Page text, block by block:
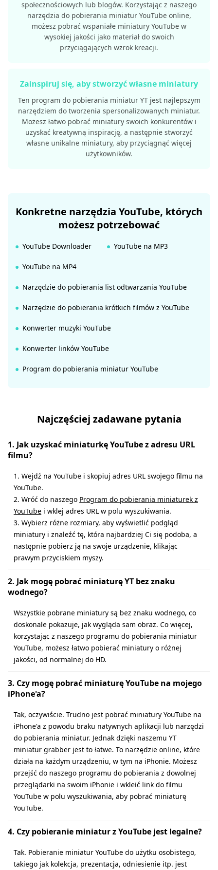
społecznościowych lub blogów. Korzystając z naszego
narzędzia do pobierania miniatur YouTube online,
możesz pobrać wspaniałe miniatury YouTube w
wysokiej jakości jako materiał do swoich
przyciągających wzrok kreacji.
Zainspiruj się, aby stworzyć własne miniatury
Ten program do pobierania miniatur YT jest najlepszym
narzędziem do tworzenia spersonalizowanych miniatur.
Możesz łatwo pobrać miniatury swoich konkurentów i
uzyskać kreatywną inspirację, a następnie stworzyć
własne unikalne miniatury, aby przyciągnąć więcej
użytkowników.
Konkretne narzędzia YouTube, których
możesz potrzebować
YouTube Downloader YouTube na MP3
YouTube na MP4
Narzędzie do pobierania list odtwarzania YouTube
Narzędzie do pobierania krótkich filmów z YouTube
Konwerter muzyki YouTube
Konwerter linków YouTube
Program do pobierania miniatur YouTube
Najczęściej zadawane pytania
1. Jak uzyskać miniaturkę YouTube z adresu URL
filmu?
1. Wejdź na YouTube i skopiuj adres URL swojego filmu na
YouTube.
2. Wróć do naszego Program do pobierania miniaturek z
YouTube i wklej adres URL w polu wyszukiwania.
3. Wybierz różne rozmiary, aby wyświetlić podgląd
miniatury i znaleźć tę, która najbardziej Ci się podoba, a
następnie pobierz ją na swoje urządzenie, klikając
prawym przyciskiem myszy.
2. Jak mogę pobrać miniaturę YT bez znaku
wodnego?
Wszystkie pobrane miniatury są bez znaku wodnego, co
doskonale pokazuje, jak wygląda sam obraz. Co więcej,
korzystając z naszego programu do pobierania miniatur
YouTube, możesz łatwo pobierać miniatury o różnej
jakości, od normalnej do HD.
3. Czy mogę pobrać miniaturę YouTube na mojego
iPhone'a?
Tak, oczywiście. Trudno jest pobrać miniatury YouTube na
iPhone'a z powodu braku natywnych aplikacji lub narzędzi
do pobierania miniatur. Jednak dzięki naszemu YT
miniatur grabber jest to łatwe. To narzędzie online, które
działa na każdym urządzeniu, w tym na iPhonie. Możesz
przejść do naszego programu do pobierania z dowolnej
przeglądarki na swoim iPhonie i wkleić link do filmu
YouTube w polu wyszukiwania, aby pobrać miniaturę
YouTube.
4. Czy pobieranie miniatur z YouTube jest legalne?
Tak. Pobieranie miniatur YouTube do użytku osobistego,
takiego jak kolekcja, prezentacja, odniesienie itp. jest